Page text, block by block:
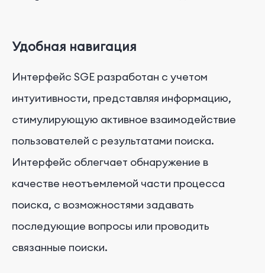
Удобная навигация
Интерфейс SGE разработан с учетом
интуитивности, представляя информацию,
стимулирующую активное взаимодействие
пользователей с результатами поиска.
Интерфейс облегчает обнаружение в
качестве неотъемлемой части процесса
поиска, с возможностями задавать
последующие вопросы или проводить
связанные поиски.